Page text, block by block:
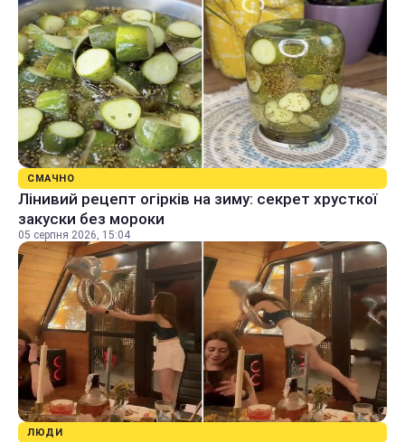
СМАЧНО
Лінивий рецепт огірків на зиму: секрет хрусткої
закуски без мороки
05 серпня 2026, 15:04
ЛЮДИ